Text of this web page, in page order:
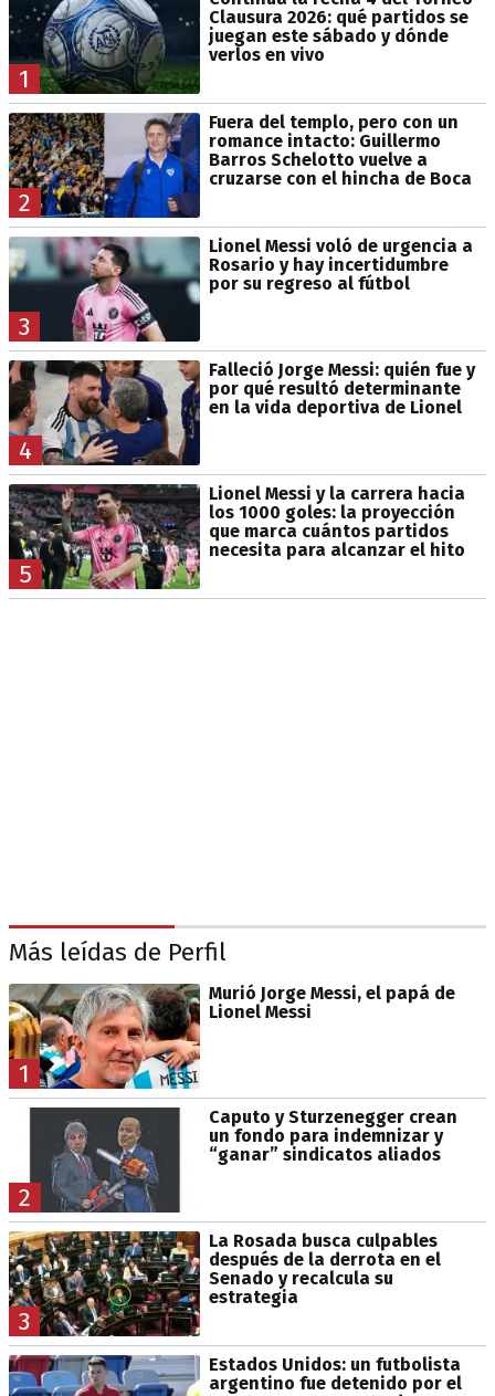
1
Clausura 2026: qué partidos se
juegan este sábado y dónde
verlos en vivo
2
Fuera del templo, pero con un
romance intacto: Guillermo
Barros Schelotto vuelve a
cruzarse con el hincha de Boca
3
Lionel Messi voló de urgencia a
Rosario y hay incertidumbre
por su regreso al fútbol
4
Falleció Jorge Messi: quién fue y
por qué resultó determinante
en la vida deportiva de Lionel
5
Lionel Messi y la carrera hacia
los 1000 goles: la proyección
que marca cuántos partidos
necesita para alcanzar el hito
Más leídas de Perfil
1
Murió Jorge Messi, el papá de
Lionel Messi
2
Caputo y Sturzenegger crean
un fondo para indemnizar y
“ganar” sindicatos aliados
3
La Rosada busca culpables
después de la derrota en el
Senado y recalcula su
estrategia
Estados Unidos: un futbolista
argentino fue detenido por el